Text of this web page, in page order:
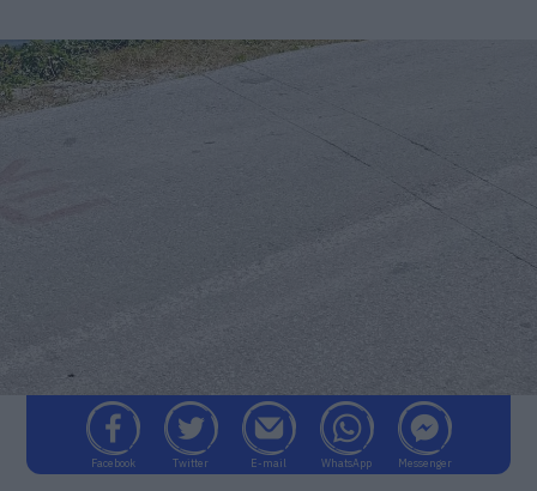
Facebook Twitter E-mail WhatsApp Messenger